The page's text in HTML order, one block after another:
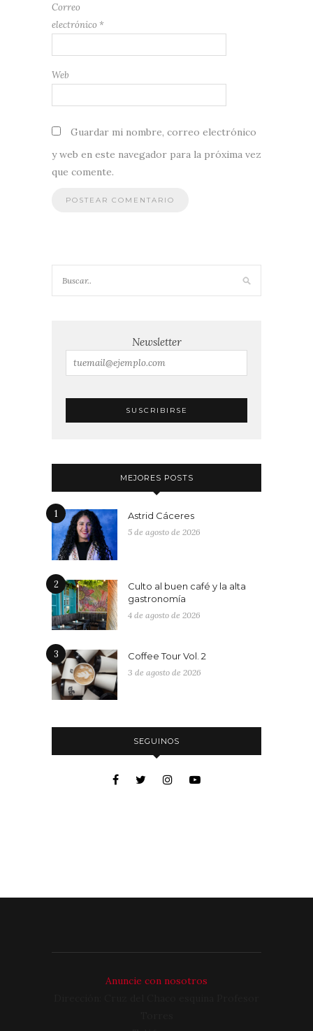
Correo
electrónico *
Web
Guardar mi nombre, correo electrónico
y web en este navegador para la próxima vez
que comente.
Newsletter
MEJORES POSTS
1 Astrid Cáceres
5 de agosto de 2026
2
Culto al buen café y la alta
gastronomía
4 de agosto de 2026
3 Coffee Tour Vol. 2
3 de agosto de 2026
SEGUINOS
Anuncie con nosotros